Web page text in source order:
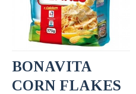
BONAVITA
CORN FLAKES